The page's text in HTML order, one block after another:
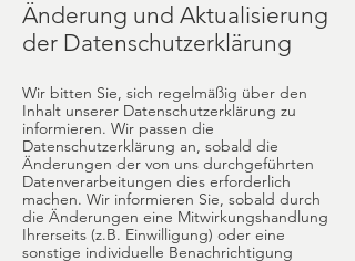
Änderung und Aktualisierung
der Datenschutzerklärung
Wir bitten Sie, sich regelmäßig über den
Inhalt unserer Datenschutzerklärung zu
informieren. Wir passen die
Datenschutzerklärung an, sobald die
Änderungen der von uns durchgeführten
Datenverarbeitungen dies erforderlich
machen. Wir informieren Sie, sobald durch
die Änderungen eine Mitwirkungshandlung
Ihrerseits (z.B. Einwilligung) oder eine
sonstige individuelle Benachrichtigung